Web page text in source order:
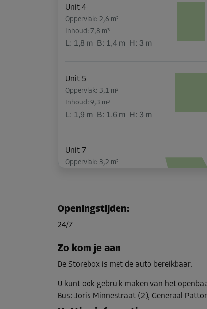
Unit 4
Oppervlak: 2,6 m²
Inhoud: 7,8 m³
L: 1,8 m B: 1,4 m H: 3 m
Unit 5
Oppervlak: 3,1 m²
Inhoud: 9,3 m³
L: 1,9 m B: 1,6 m H: 3 m
Unit 7
Oppervlak: 3,2 m²
Unit 8
Inhoud: 10,5 m³
Unit 9
Oppervlak: 3,7 m²
Openingstijden:
24/7
Zo kom je aan
De Storebox is met de auto bereikbaar.
U kunt ook gebruik maken van het
Bus: Joris Minnestraat (2), Generaal